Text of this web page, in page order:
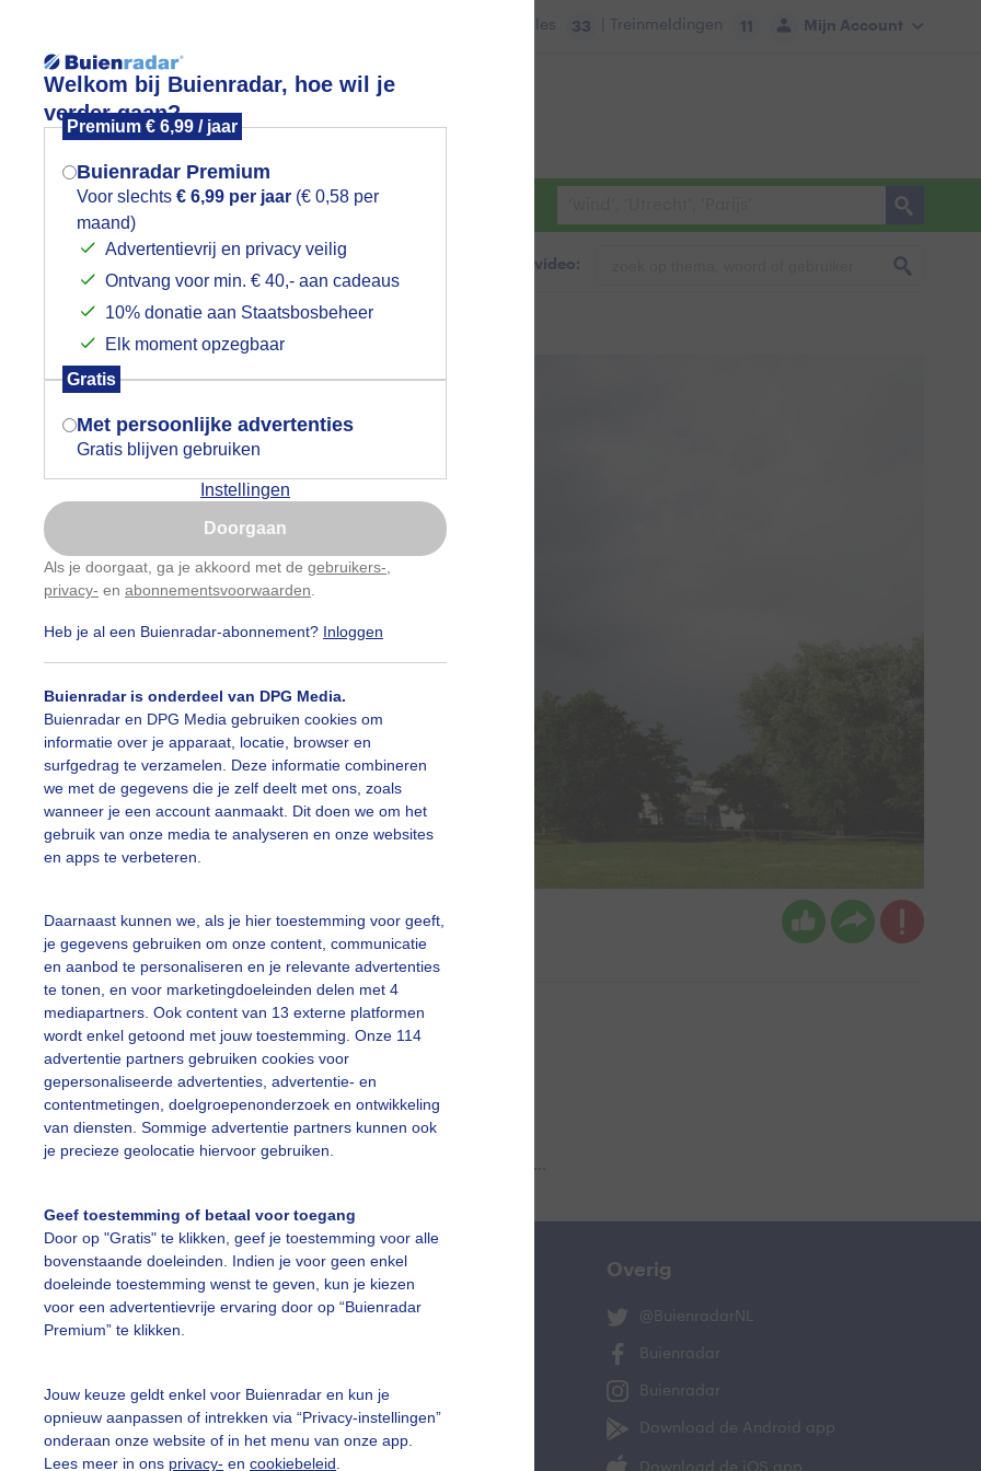
Welkom bij Buienradar, hoe wil je
verder gaan?
Premium € 6,99 / jaar
Buienradar Premium
Voor slechts € 6,99 per jaar (€ 0,58 per
maand)
Advertentievrij en privacy veilig
Ontvang voor min. € 40,- aan cadeaus
10% donatie aan Staatsbosbeheer
Elk moment opzegbaar
Gratis
Met persoonlijke advertenties
Gratis blijven gebruiken
Instellingen
Doorgaan
Als je doorgaat, ga je akkoord met de gebruikers-
privacy- en abonnementsvoorwaarden
Heb je al een Buienradar-abonnement? Inloggen
Buienradar is onderdeel van DPG Media.
Buienradar en DPG Media gebruiken cookies om
informatie over je apparaat, locatie, browser en
surfgedrag te verzamelen. Deze informatie combineren
we met de gegevens die je zelf deelt met ons, zoals
wanneer je een account aanmaakt. Dit doen we om het
gebruik van onze media te analyseren en onze websites
en apps te verbeteren.
Daarnaast kunnen we, als je hier toestemming voor geeft,
je gegevens gebruiken om onze content, communicatie
en aanbod te personaliseren en je relevante advertenties
te tonen, en voor marketingdoeleinden delen met 4
mediapartners. Ook content van 13 externe platformen
wordt enkel getoond met jouw toestemming. Onze 114
advertentie partners gebruiken cookies voor
gepersonaliseerde advertenties, advertentie- en
contentmetingen, doelgroepenonderzoek en ontwikkeling
van diensten. Sommige advertentie partners kunnen ook
je precieze geolocatie hiervoor gebruiken.
Geef toestemming of betaal voor toegang
Door op "Gratis" te klikken, geef je toestemming voor alle
bovenstaande doeleinden. Indien je voor geen enkel
doeleinde toestemming wenst te geven, kun je kiezen
voor een advertentievrije ervaring door op “Buienradar
Premium” te klikken.
Jouw keuze geldt enkel voor Buienradar en kun je
opnieuw aanpassen of intrekken via “Privacy-instellingen”
onderaan onze website of in het menu van onze app.
Lees meer in ons privacy- en cookiebeleid
Mijn Account
Files 33 | Treinmeldingen 11
Foto en video Weerzine
Zoeken in foto & video:
ben Saanen Gemaakt: 09-06-2026, 46x bekeken
slideshow
vragen
Mijn weer
De Bilt
Overig
@BuienradarNL
Buienradar
Buienradar
Download de Android app
Download de iOS app
Mogen we je locatie gebruiken voor
het weer?
Indien je hier nog geen akkoord op hebt
gegeven, verschijnt er zo een pop-up uit
je browser waarin deze toestemming
gevraagd wordt.
Is goed, toon de popup
Nu niet, misschien later
Gebruik je Safari en wil je niet elke dag deze pop-up
Klikhierom dit aan te passen